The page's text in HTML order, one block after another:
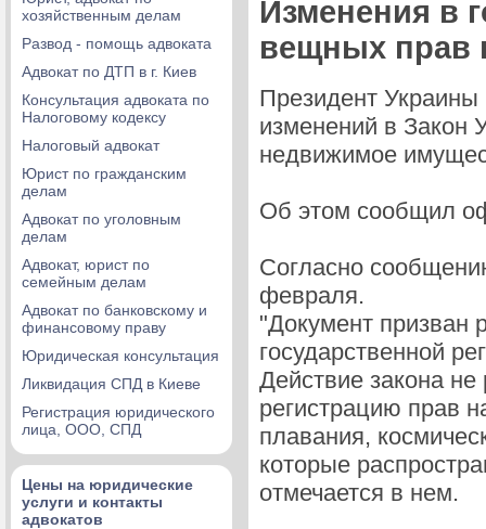
хозяйственным делам
Развод - помощь адвоката
Адвокат по ДТП в г. Киев
Консультация адвоката по
Налоговому кодексу
Налоговый адвокат
Юрист по гражданским
делам
Адвокат по уголовным
делам
Адвокат, юрист по
семейным делам
Адвокат по банковскому и
финансовому праву
Юридическая консультация
Ликвидация СПД в Киеве
Регистрация юридического
лица, ООО, СПД
Цены на юридические
услуги и контакты
адвокатов
Изменения в
вещных прав
Президент Украины
изменений в Закон
недвижимое
Об этом сообщил
Согласно
февраля.
"Документ призван
государственной
Действие закона не
регистрацию прав
плавания,
которые
отмечается в нем.